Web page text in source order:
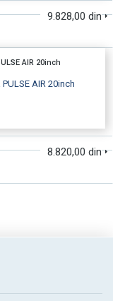
9.828,00 din
AIR 20inch
8.820,00 din